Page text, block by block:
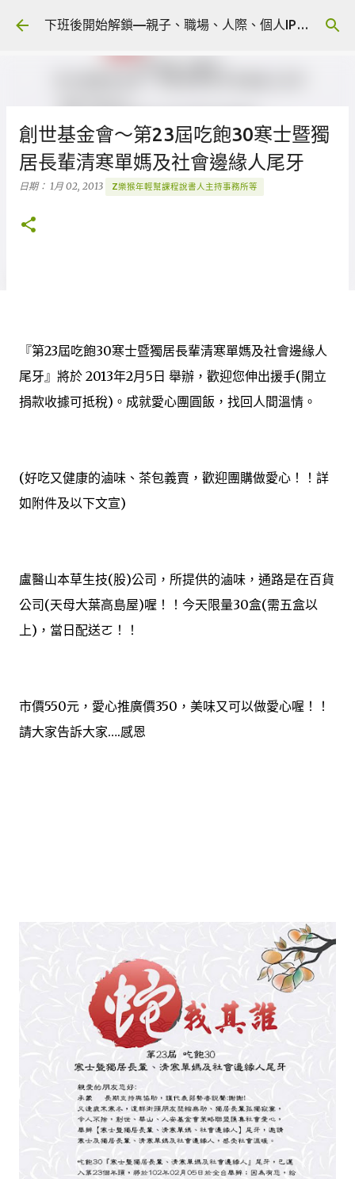
跳到主要內容 下班後開始解鎖—親子、職場、人際、個人IP 🎧 Podcast
創世基金會～第23屆吃飽30寒士暨獨
居長輩清寒單媽及社會邊緣人尾牙
日期： 1月 02, 2013 Z樂猴年輕幫課程說書人主持事務所等
『第23屆吃飽30寒士暨獨居長輩清寒單媽及社會邊緣人
尾牙』將於 2013年2月5日 舉辦，歡迎您伸出援手(開立
捐款收據可抵稅)。成就愛心團圓飯，找回人間溫情。
(好吃又健康的滷味、茶包義賣，歡迎團購做愛心！！詳
如附件及以下文宣)
盧醫山本草生技(股)公司，所提供的滷味，通路是在百貨
公司(天母大葉高島屋)喔！！今天限量30盒(需五盒以
上)，當日配送ㄛ！！
市價550元，愛心推廣價350，美味又可以做愛心喔！！
請大家告訴大家….感恩